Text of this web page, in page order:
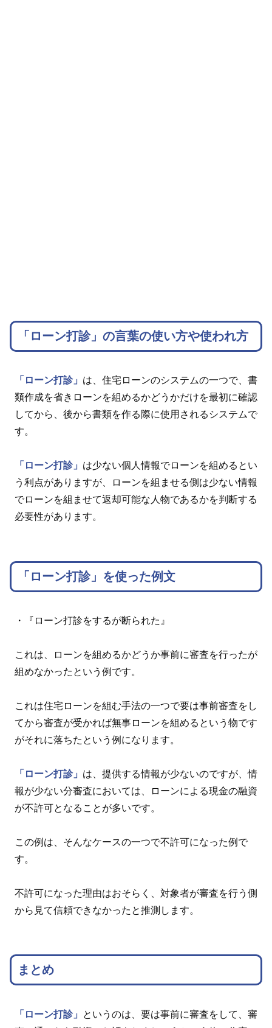
「ローン打診」の言葉の使い方や使われ方
「ローン打診」 は、住宅ローンのシステムの一つで、書
類作成を省きローンを組めるかどうかだけを最初に確認
してから、後から書類を作る際に使用されるシステムで
す。
「ローン打診」 は少ない個人情報でローンを組めるとい
う利点がありますが、ローンを組ませる側は少ない情報
でローンを組ませて返却可能な人物であるかを判断する
必要性があります。
「ローン打診」を使った例文
・『ローン打診をするが断られた』
これは、ローンを組めるかどうか事前に審査を行ったが
組めなかったという例です。
これは住宅ローンを組む手法の一つで要は事前審査をし
てから審査が受かれば無事ローンを組めるという物です
がそれに落ちたという例になります。
「ローン打診」 は、提供する情報が少ないのですが、情
報が少ない分審査においては、ローンによる現金の融資
が不許可となることが多いです。
この例は、そんなケースの一つで不許可になった例で
す。
不許可になった理由はおそらく、対象者が審査を行う側
から見て信頼できなかったと推測します。
まとめ
「ローン打診」
というのは、要は事前に審査をして、審